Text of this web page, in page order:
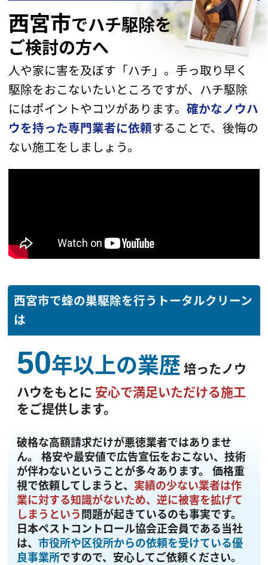
西宮市でハチ駆除を
ご検討の方へ
人や家に害を及ぼす「ハチ」。手っ取り早く
駆除をおこないたい ところですが、ハチ駆除
にはポイントやコツがあります。確かなノウハ
ウを持った専門業者に依頼することで、後悔の
ない施工をしましょう。
西宮市で蜂の巣駆除を行うトータルクリーン
は
50年以上の業歴 培ったノウ
ハウをもとに 安心で満足いただける施工
をご提供します。
破格な高額請求だけが悪徳業者ではありませ
ん。
格安や最安値で広告宣伝をおこない、技術
が伴わないということが多々あります。 価格重
視で依頼してしまうと、 実績の少ない業者は作
業に対する知識がないため、逆に被害を拡げて
しまうという問題が起きているのも事実です。
日本ペストコントロール協会正会員である当社
は、市役所や区役所からの依頼を受けている優
良事業所ですので、安心してご依頼ください。